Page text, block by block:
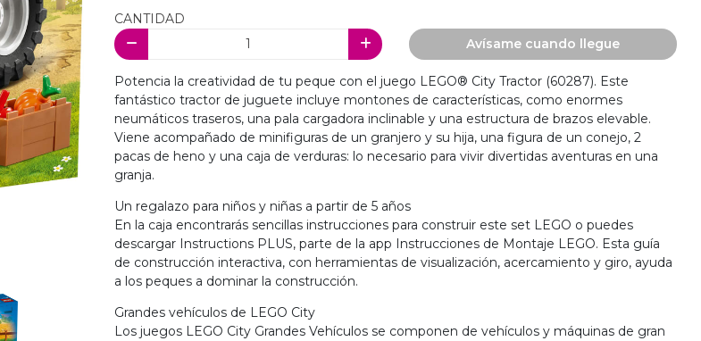
CANTIDAD
Avísame cuando llegue
Potencia la creatividad de tu peque con el juego LEGO® City Tractor (60287). Este
fantástico tractor de juguete incluye montones de características, como enormes
neumáticos traseros, una pala cargadora inclinable y una estructura de brazos elevable.
Viene acompañado de minifiguras de un granjero y su hija, una figura de un conejo, 2
pacas de heno y una caja de verduras: lo necesario para vivir divertidas aventuras en una
granja.
Un regalazo para niños y niñas a partir de 5 años
En la caja encontrarás sencillas instrucciones para construir este set LEGO o puedes
descargar Instructions PLUS, parte de la app Instrucciones de Montaje LEGO. Esta guía
de construcción interactiva, con herramientas de visualización, acercamiento y giro, ayuda
a los peques a dominar la construcción.
Grandes vehículos de LEGO City
Los juegos LEGO City Grandes Vehículos se componen de vehículos y máquinas de gran